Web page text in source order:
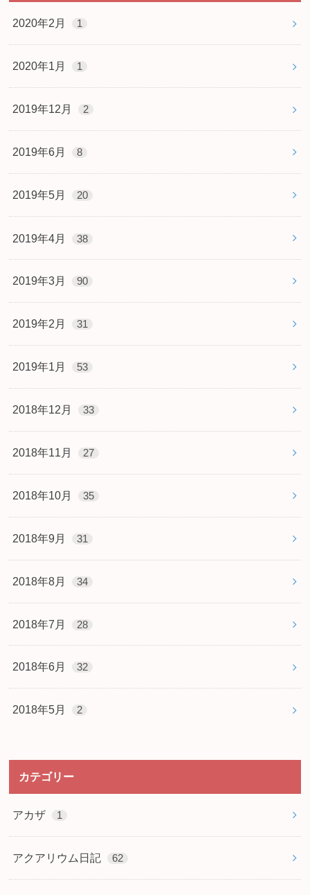
2020年2月 1
2020年1月 1
2019年12月 2
2019年6月 8
2019年5月 20
2019年4月 38
2019年3月 90
2019年2月 31
2019年1月 53
2018年12月 33
2018年11月 27
2018年10月 35
2018年9月 31
2018年8月 34
2018年7月 28
2018年6月 32
2018年5月 2
カテゴリー
アカザ 1
アクアリウム日記 62